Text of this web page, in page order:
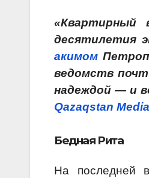
«Квартирный
десятилетия
акимом
ведомств
надеждой — и
Qazaqstan Media
Бедная Рита
На последней